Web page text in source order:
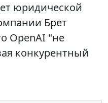
юридической
Брет
OpenAI "не
конкурентный